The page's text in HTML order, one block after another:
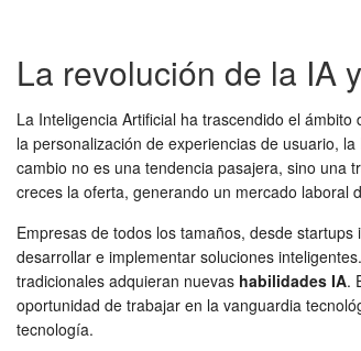
La revolución de la IA
La Inteligencia Artificial ha trascendido el
la personalización de experiencias de usuario,
cambio no es una tendencia pasajera, sino una
creces la oferta, generando un mercado laboral
Empresas de todos los tamaños, desde
desarrollar e implementar soluciones
tradicionales adquieran nuevas habilidades IA.
oportunidad de trabajar en la vanguardia
tecnología.